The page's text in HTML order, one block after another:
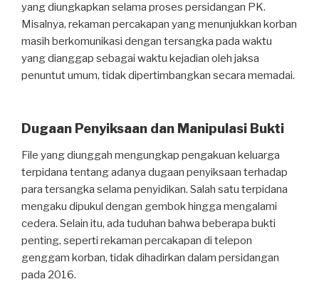
yang diungkapkan selama proses persidangan PK.
Misalnya, rekaman percakapan yang menunjukkan korban
masih berkomunikasi dengan tersangka pada waktu
yang dianggap sebagai waktu kejadian oleh jaksa
penuntut umum, tidak dipertimbangkan secara memadai.
Dugaan Penyiksaan dan Manipulasi Bukti
File yang diunggah mengungkap pengakuan keluarga
terpidana tentang adanya dugaan penyiksaan terhadap
para tersangka selama penyidikan. Salah satu terpidana
mengaku dipukul dengan gembok hingga mengalami
cedera. Selain itu, ada tuduhan bahwa beberapa bukti
penting, seperti rekaman percakapan di telepon
genggam korban, tidak dihadirkan dalam persidangan
pada 2016.